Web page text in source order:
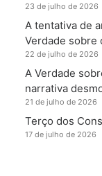
23 de julho de 2026
A tentativa de
Verdade sobre
22 de julho de 2026
A Verdade
narrativa
21 de julho de 2026
Terço dos
17 de julho de 2026